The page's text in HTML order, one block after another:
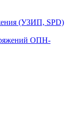
ОПН-